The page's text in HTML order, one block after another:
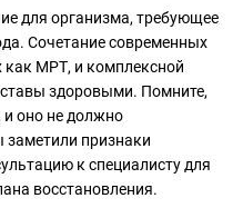
для организма, требующее
Сочетание современных
как МРТ, и комплексной
здоровыми. Помните,
оно не должно
признаки
к специалисту для
восстановления.